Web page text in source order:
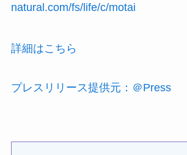
natural.com/fs/life/c/motai
詳細はこちら
プレスリリース提供元：＠Press